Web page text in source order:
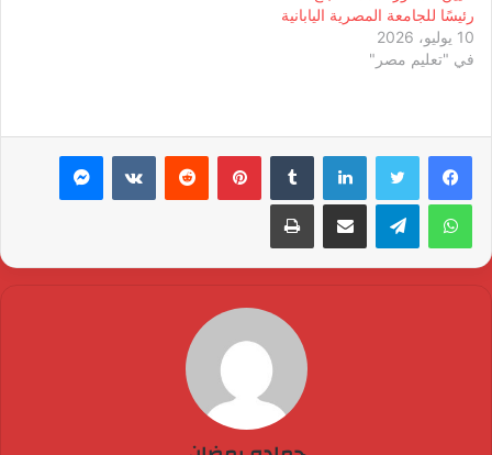
رئيسًا للجامعة المصرية اليابانية
10 يوليو، 2026
في "تعليم مصر"
لينكدإن بينتيريست ماسنجر
واتساب تيلقرام مشاركة عبر البريد طباعة